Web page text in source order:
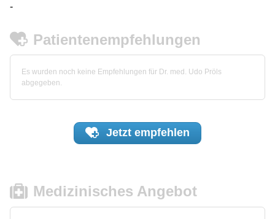
-
Patientenempfehlungen
Es wurden noch keine Empfehlungen für Dr. med. Udo Pröls
abgegeben.
Jetzt empfehlen
Medizinisches Angebot